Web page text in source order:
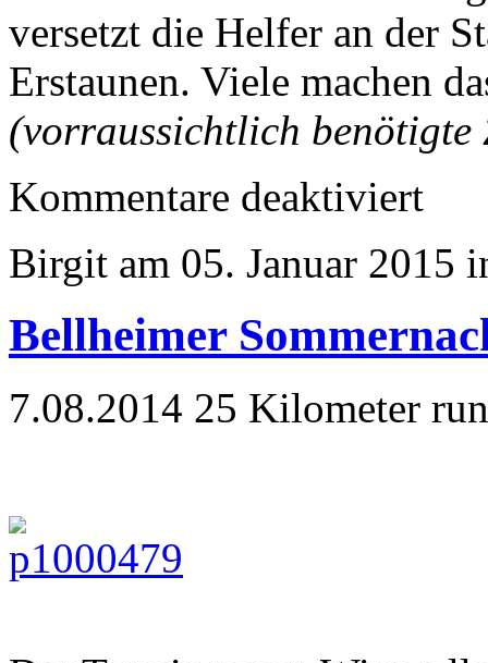
versetzt die Helfer an der
Erstaunen. Viele machen
(vorraussichtlich
Kommentare deaktiviert
Birgit am 05. Januar 2015
Bellheimer
7.08.2014 25 Kilometer